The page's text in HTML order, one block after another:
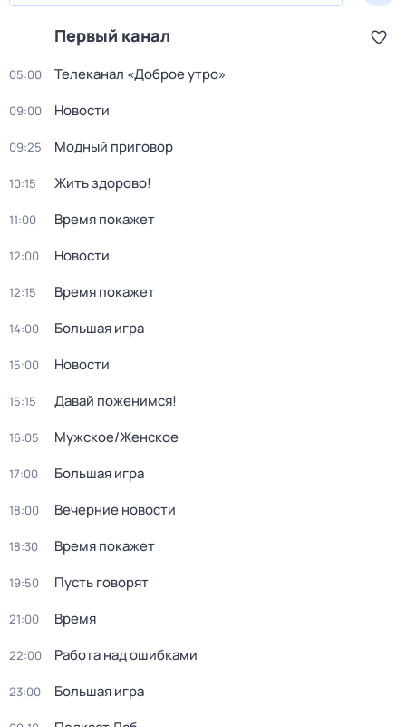
Первый канал
05:00 Телеканал «Доброе утро»
09:00 Новости
09:25 Модный приговор
10:15 Жить здорово!
11:00 Время покажет
12:00 Новости
12:15 Время покажет
14:00 Большая игра
15:00 Новости
15:15 Давай поженимся!
16:05 Мужское/Женское
17:00 Большая игра
18:00 Вечерние новости
18:30 Время покажет
19:50 Пусть говорят
21:00 Время
22:00 Работа над ошибками
23:00 Большая игра